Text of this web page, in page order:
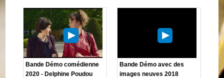
Bande Démo comédienne
2020 - Delphine Poudou
Bande Démo avec des
images neuves 2018